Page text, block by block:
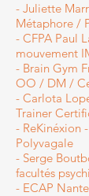
- Juliette
Métaphore /
- CFPA Paul
mouvement
- Brain Gym
OO / DM /
- Carlota
Trainer
- ReKinéxion
Polyvagale
- Serge
facultés
- ECAP